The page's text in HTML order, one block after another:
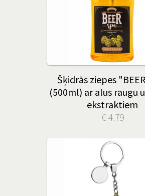
Šķidrās ziepes
(500ml) ar alus raugu
ekstraktiem
€ 4.79